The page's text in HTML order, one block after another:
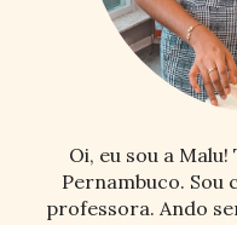
Oi, eu sou a
Pernambuco. Sou
professora. Ando